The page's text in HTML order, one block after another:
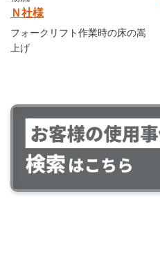
Ｎ社様
フォークリフト作業時の床の嵩
上げ